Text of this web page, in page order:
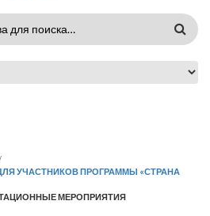
УЧАСТНИКОВ ПРОГРАММЫ «СТРАНА
МЕРОПРИЯТИЯ